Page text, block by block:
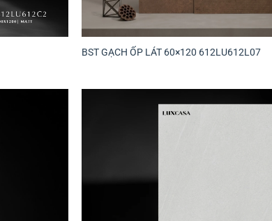
BST GẠCH ỐP LÁT 60×120 612LU612L07